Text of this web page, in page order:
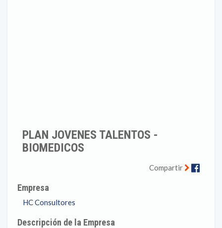
PLAN JOVENES TALENTOS -
BIOMEDICOS
Compartir
Empresa
HC Consultores
Descripción de la Empresa